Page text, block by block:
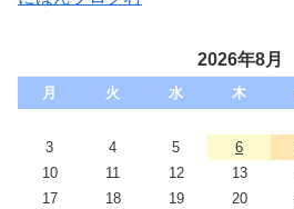
2026年8月
月 火 水 木
3
4 5 6
10
11 12 13
17
18 19 20